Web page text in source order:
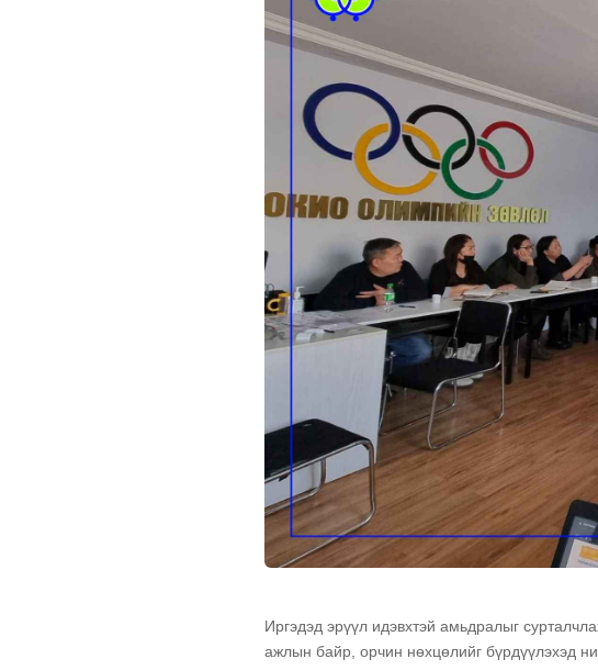
Иргэдэд эрүүл идэвхтэй амьдралыг
ажлын байр, орчин нөхцөлийг бүрдүүлэхэд